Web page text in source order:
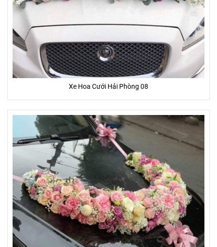
Xe Hoa Cưới Hải Phòng 08